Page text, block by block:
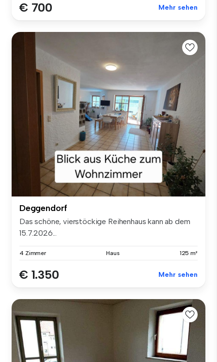
€ 700 Mehr sehen
Deggendorf
Das schöne, vierstöckige Reihenhaus kann ab dem
15.7.2026...
4 Zimmer Haus 125 m²
€ 1.350 Mehr sehen